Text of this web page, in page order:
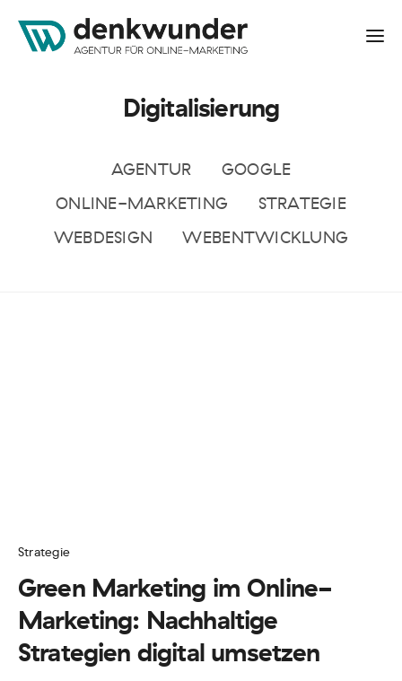
Digitalisierung
AGENTUR
GOOGLE
ONLINE-MARKETING
STRATEGIE
WEBDESIGN
WEBENTWICKLUNG
Strategie
Green Marketing im Online-
Marketing: Nachhaltige
Strategien digital umsetzen